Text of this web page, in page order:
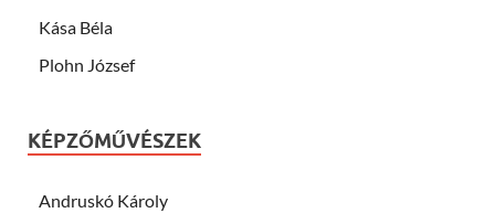
Kása Béla
Plohn József
KÉPZŐMŰVÉSZEK
Andruskó Károly